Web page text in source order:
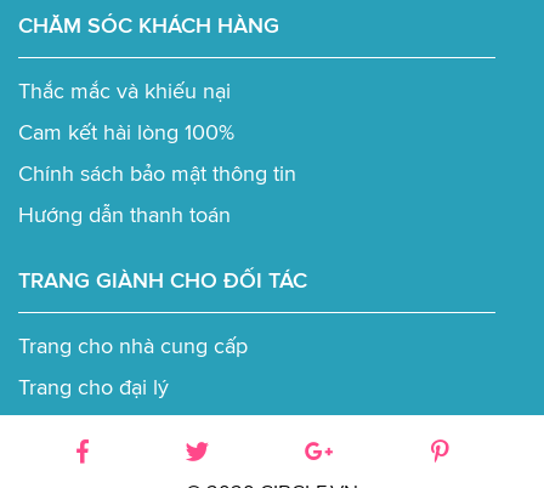
CHĂM SÓC KHÁCH HÀNG
Thắc mắc và khiếu nại
Cam kết hài lòng 100%
Chính sách bảo mật thông tin
Hướng dẫn thanh toán
TRANG GIÀNH CHO ĐỐI TÁC
Trang cho nhà cung cấp
Trang cho đại lý